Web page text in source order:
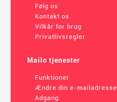
Følg os
Kontakt os
Vilkår for brug
Privatlivsregler
Mailo tjenester
Funktioner
Ændre din e-mailadresse
Adgang